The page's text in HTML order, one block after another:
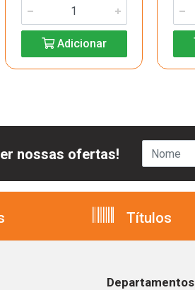
Adicionar
nossas ofertas!
Títulos
Departamentos